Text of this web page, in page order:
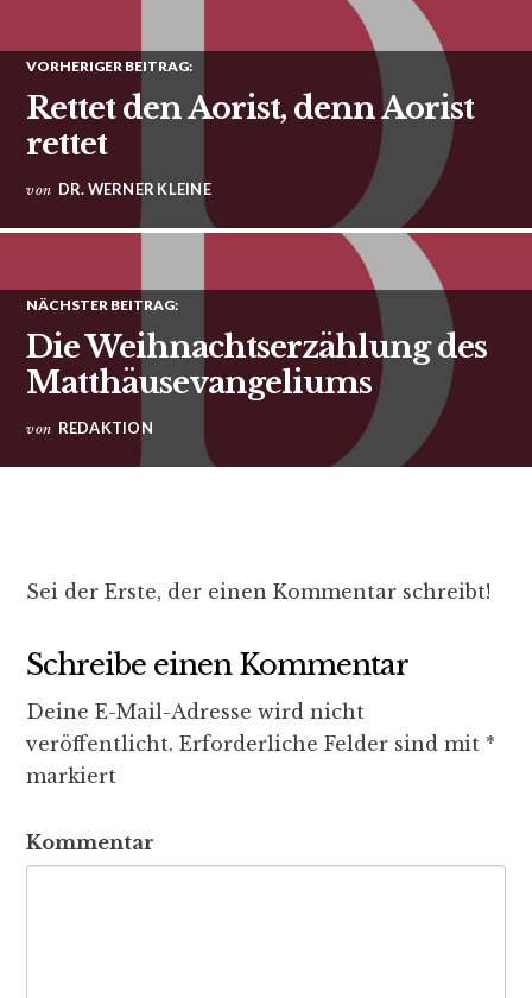
VORHERIGER BEITRAG:
Rettet den Aorist, denn Aorist
rettet
von DR. WERNER KLEINE
NÄCHSTER BEITRAG:
Die Weihnachtserzählung des
Matthäusevangeliums
von REDAKTION
Sei der Erste, der einen Kommentar schreibt!
Schreibe einen Kommentar
Deine E-Mail-Adresse wird nicht
veröffentlicht. Erforderliche Felder sind mit *
markiert
Kommentar